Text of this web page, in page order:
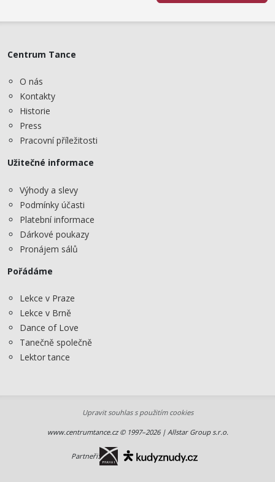
Centrum Tance
O nás
Kontakty
Historie
Press
Pracovní příležitosti
Užitečné informace
Výhody a slevy
Podmínky účasti
Platební informace
Dárkové poukazy
Pronájem sálů
Pořádáme
Lekce v Praze
Lekce v Brně
Dance of Love
Tanečně společně
Lektor tance
Upravit souhlas s použitím cookies
www.centrumtance.cz © 1997–2026 | Allstar Group s.r.o.
Partneři: